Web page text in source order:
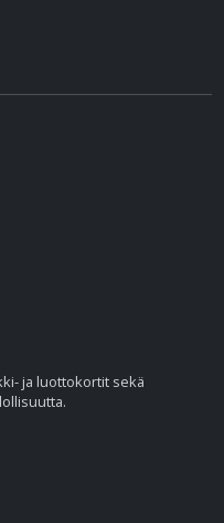
ja luottokortit sekä